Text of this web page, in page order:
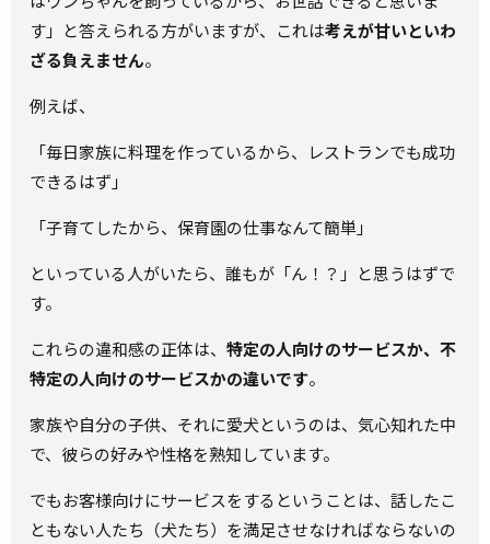
す」と答えられる方がいますが、これは考えが甘いといわ
ざる負えません。
例えば、
「毎日家族に料理を作っているから、レストランでも成功
できるはず」
「子育てしたから、保育園の仕事なんて簡単」
といっている人がいたら、誰もが「ん！？」と思うはずで
す。
これらの違和感の正体は、特定の人向けのサービスか、不
特定の人向けのサービスかの違いです。
家族や自分の子供、それに愛犬というのは、気心知れた中
で、彼らの好みや性格を熟知しています。
でもお客様向けにサービスをするということは、話したこ
ともない人たち（犬たち）を満足させなければならないの